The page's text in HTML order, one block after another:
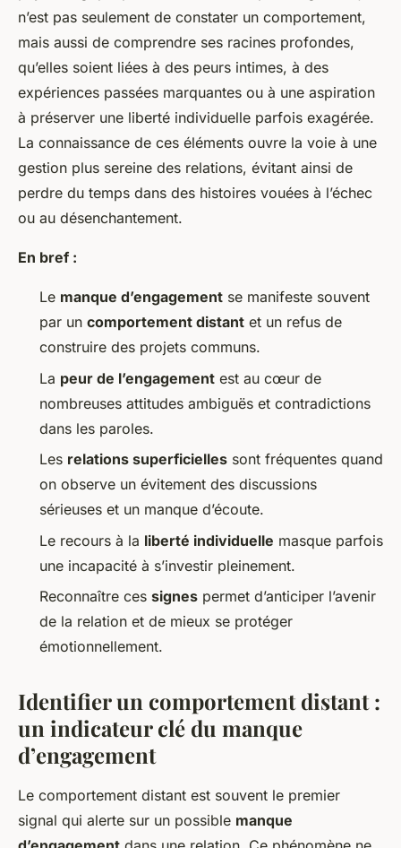
n’est pas seulement de constater un comportement,
mais aussi de comprendre ses racines profondes,
qu’elles soient liées à des peurs intimes, à des
expériences passées marquantes ou à une aspiration
à préserver une liberté individuelle parfois exagérée.
La connaissance de ces éléments ouvre la voie à une
gestion plus sereine des relations, évitant ainsi de
perdre du temps dans des histoires vouées à l’échec
ou au désenchantement.
En bref :
Le manque d’engagement se manifeste souvent
par un comportement distant et un refus de
construire des projets communs.
La peur de l’engagement est au cœur de
nombreuses attitudes ambiguës et contradictions
dans les paroles.
Les relations superficielles sont fréquentes quand
on observe un évitement des discussions
sérieuses et un manque d’écoute.
Le recours à la liberté individuelle masque parfois
une incapacité à s’investir pleinement.
Reconnaître ces signes permet d’anticiper l’avenir
de la relation et de mieux se protéger
émotionnellement.
Identifier un comportement distant :
un indicateur clé du manque
d’engagement
Le comportement distant est souvent le premier
signal qui alerte sur un possible manque